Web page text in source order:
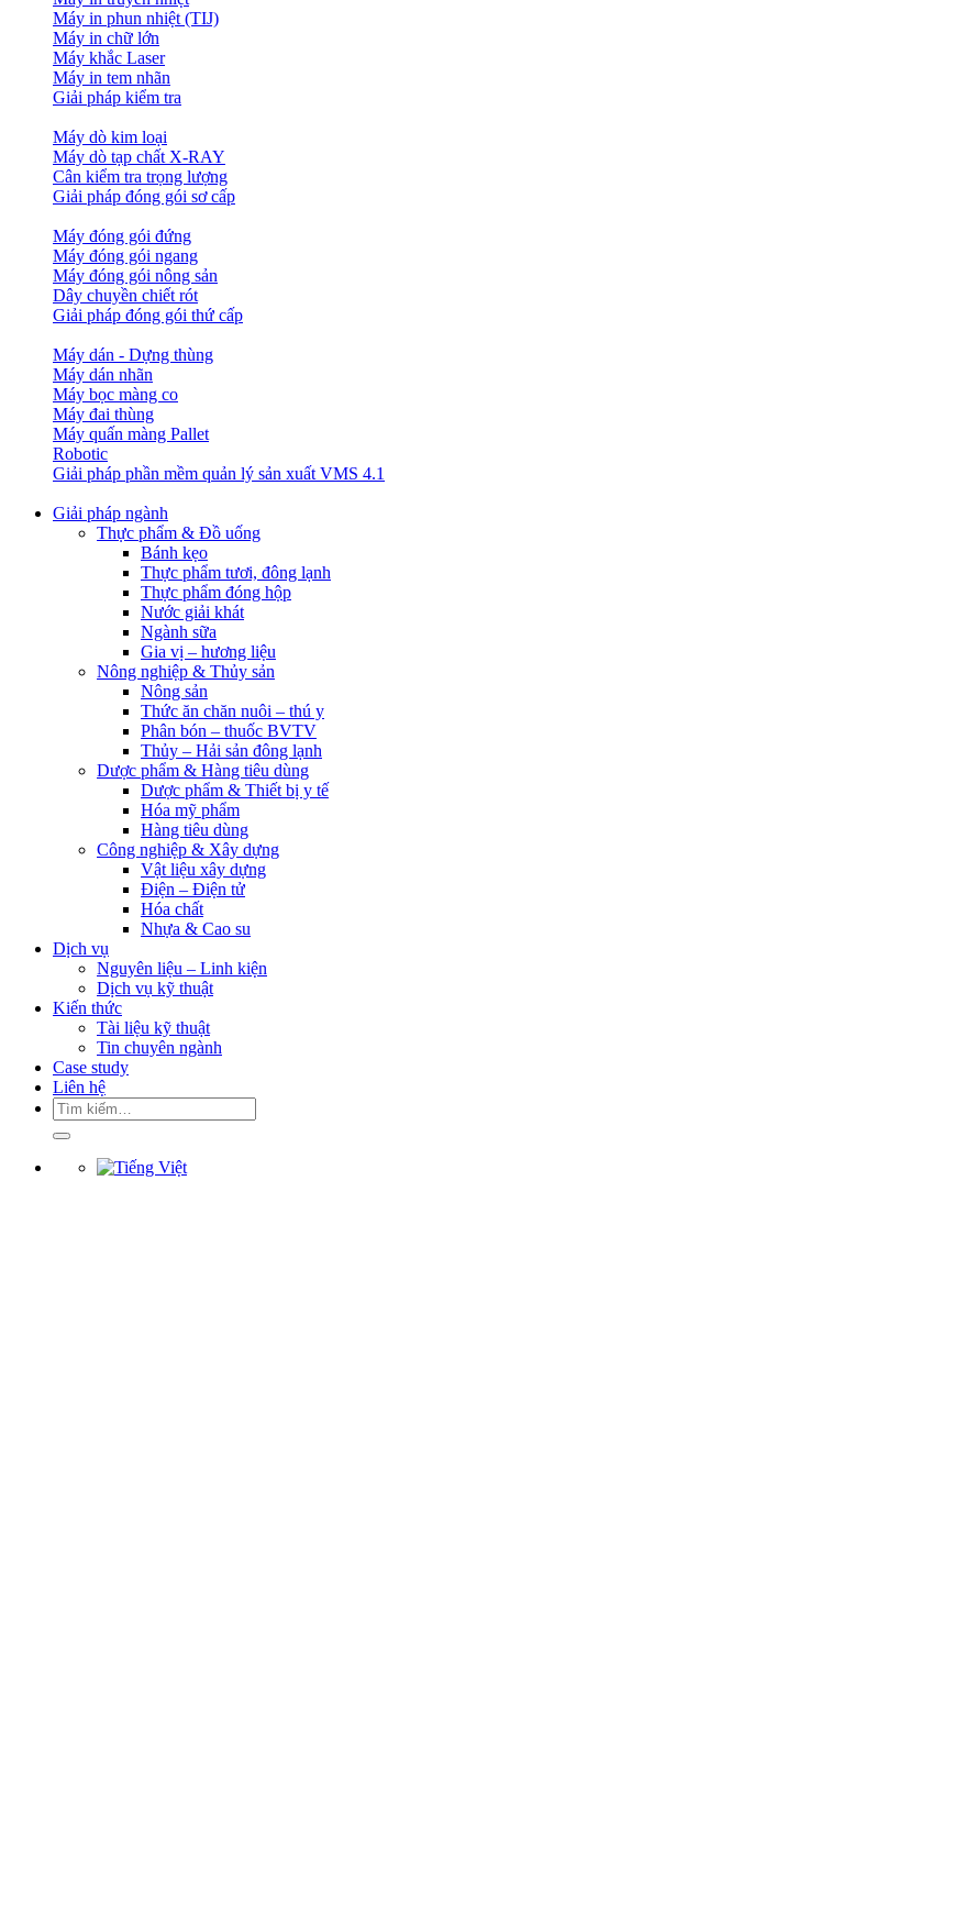
Máy in phun nhiệt (TIJ)
Máy in chữ lớn
Máy khắc Laser
Máy in tem nhãn
Giải pháp kiểm tra
Máy dò kim loại
Máy dò tạp chất X-RAY
Cân kiểm tra trọng lượng
Giải pháp đóng gói sơ cấp
Máy đóng gói đứng
Máy đóng gói ngang
Máy đóng gói nông sản
Dây chuyền chiết rót
Giải pháp đóng gói thứ cấp
Máy dán - Dựng thùng
Máy dán nhãn
Máy bọc màng co
Máy đai thùng
Máy quấn màng Pallet
Robotic
Giải pháp phần mềm quản lý sản xuất VMS 4.1
Giải pháp ngành
Thực phẩm & Đồ uống
Bánh kẹo
Thực phẩm tươi, đông lạnh
Thực phẩm đóng hộp
Nước giải khát
Ngành sữa
Gia vị – hương liệu
Nông nghiệp & Thủy sản
Nông sản
Thức ăn chăn nuôi – thú y
Phân bón – thuốc BVTV
Thủy – Hải sản đông lạnh
Dược phẩm & Hàng tiêu dùng
Dược phẩm & Thiết bị y tế
Hóa mỹ phẩm
Hàng tiêu dùng
Công nghiệp & Xây dựng
Vật liệu xây dựng
Điện – Điện tử
Hóa chất
Nhựa & Cao su
Dịch vụ
Nguyên liệu – Linh kiện
Dịch vụ kỹ thuật
Kiến thức
Tài liệu kỹ thuật
Tin chuyên ngành
Case study
Liên hệ
Tìm
kiếm: